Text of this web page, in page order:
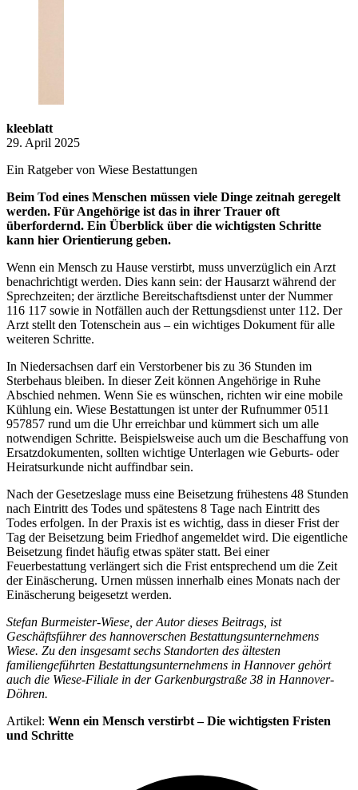
kleeblatt
29. April 2025
Ein Ratgeber von Wiese Bestattungen
Beim Tod eines Menschen müssen viele Dinge zeitnah geregelt
werden. Für Angehörige ist das in ihrer Trauer oft
überfordernd. Ein Überblick über die wichtigsten Schritte
kann hier Orientierung geben.
Wenn ein Mensch zu Hause verstirbt, muss unverzüglich ein Arzt
benachrichtigt werden. Dies kann sein: der Hausarzt während der
Sprechzeiten; der ärztliche Bereitschaftsdienst unter der Nummer
116 117 sowie in Notfällen auch der Rettungsdienst unter 112. Der
Arzt stellt den Totenschein aus – ein wichtiges Dokument für alle
weiteren Schritte.
In Niedersachsen darf ein Verstorbener bis zu 36 Stunden im
Sterbehaus bleiben. In dieser Zeit können Angehörige in Ruhe
Abschied nehmen. Wenn Sie es wünschen, richten wir eine mobile
Kühlung ein. Wiese Bestattungen ist unter der Rufnummer 0511
957857 rund um die Uhr erreichbar und kümmert sich um alle
notwendigen Schritte. Beispielsweise auch um die Beschaffung von
Ersatzdokumenten, sollten wichtige Unterlagen wie Geburts- oder
Heiratsurkunde nicht auffindbar sein.
Nach der Gesetzeslage muss eine Beisetzung frühestens 48 Stunden
nach Eintritt des Todes und spätestens 8 Tage nach Eintritt des
Todes erfolgen. In der Praxis ist es wichtig, dass in dieser Frist der
Tag der Beisetzung beim Friedhof angemeldet wird. Die eigentliche
Beisetzung findet häufig etwas später statt. Bei einer
Feuerbestattung verlängert sich die Frist entsprechend um die Zeit
der Einäscherung. Urnen müssen innerhalb eines Monats nach der
Einäscherung beigesetzt werden.
Stefan Burmeister-Wiese, der Autor dieses Beitrags, ist
Geschäftsführer des hannoverschen Bestattungsunternehmens
Wiese. Zu den insgesamt sechs Standorten des ältesten
familiengeführten Bestattungsunternehmens in Hannover gehört
auch die Wiese-Filiale in der Garkenburgstraße 38 in Hannover-
Döhren.
Artikel: Wenn ein Mensch verstirbt – Die wichtigsten Fristen
und Schritte